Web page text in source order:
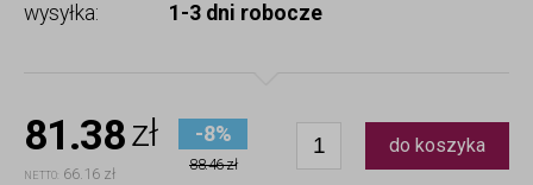
wysyłka:
1-3 dni robocze
81.38zł
NETTO: 66.16 zł
-8%
88.46 zł
do koszyka